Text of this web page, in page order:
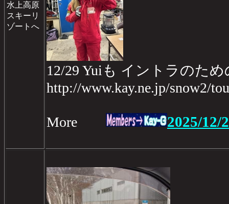
水上高原
スキーリ
ゾートへ
12/29 Yuiも イントラのた
http://www.kay.ne.jp/snow2/
More 2025/12/